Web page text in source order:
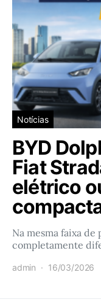
Notícias
BYD
Fiat
elétrico
Na mesma faixa
completamente
admin 16/03/2026